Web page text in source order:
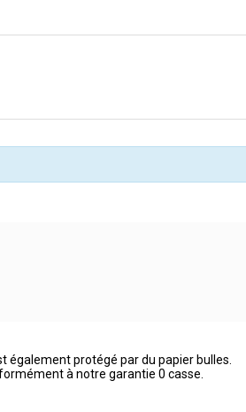
également protégé par du papier bulles.
à notre garantie 0 casse.